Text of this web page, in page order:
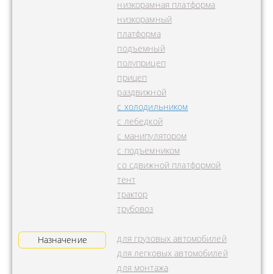
низкорамная платформа
низкорамный
платформа
подъемный
полуприцеп
прицеп
раздвижной
с холодильником
с лебедкой
с манипулятором
с подъемником
со сдвижной платформой
тент
трактор
трубовоз
Назначение
для грузовых автомобилей
для легковых автомобилей
для монтажа